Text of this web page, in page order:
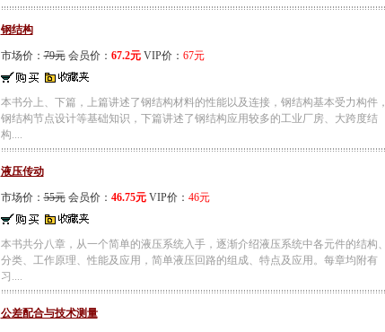
钢结构
市场价：79元会员价： 67.2元VIP价： 67元
本书分上、下篇，上篇讲述了钢结构材料的性能以及连接，钢结构基本受力构件，
钢结构节点设计等基础知识，下篇讲述了钢结构应用较多的工业厂房、大跨度结
构....
液压传动
市场价：55元会员价： 46.75元VIP价： 46元
本书共分八章，从一个简单的液压系统入手，逐渐介绍液压系统中各元件的结构、
分类、工作原理、性能及应用，简单液压回路的组成、特点及应用。每章均附有
习....
公差配合与技术测量